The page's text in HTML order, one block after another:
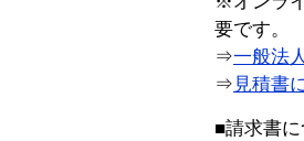
要です。
⇒一般法
⇒ 見積書
■請求書